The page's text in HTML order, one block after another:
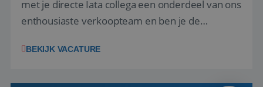
met je directe Iata collega een onderdeel van ons
enthousiaste verkoopteam en ben je de
en tarieven waar je collega’s niet uitkomen.
BEKIJK VACATURE